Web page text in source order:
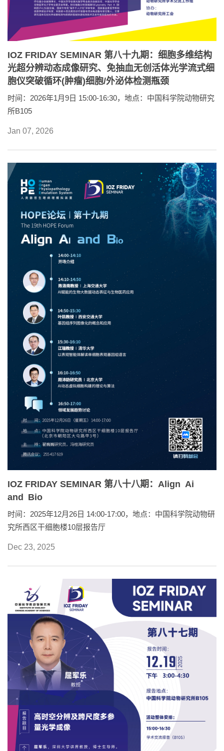
IOZ FRIDAY SEMINAR 第八十九期：细胞多维结构
光超分辨动态成像研究、免抽血无创活体光学流式细
胞仪突破循环(肿瘤)细胞/外泌体检测瓶颈
时间：2026年1月9日 15:00-16:30，地点：中国科学院动物研究
所B105
Jan 07, 2026
IOZ FRIDAY SEMINAR 第八十八期：Align Ai
and Bio
时间：2025年12月26日 14:00-17:00，地点：中国科学院动物研
究所西区干细胞楼10层报告厅
Dec 23, 2025